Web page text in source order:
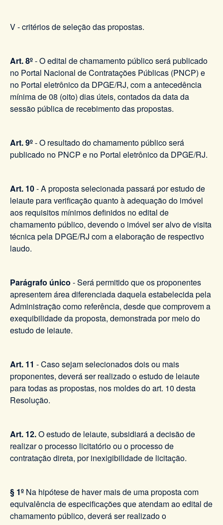
V - critérios de seleção das propostas.
Art. 8º-O edital de chamamento público será publicado
no Portal Nacional de Contratações Públicas (PNCP) e
no Portal eletrônico da DPGE/RJ, com a antecedência
mínima de 08 (oito) dias úteis, contados da data da
sessão pública de recebimento das propostas.
Art. 9º- O resultado do chamamento público será
publicado no PNCP e no Portal eletrônico da DPGE/RJ.
Art. 10- A proposta selecionada passará por estudo de
leiaute para verificação quanto à adequação do imóvel
aos requisitos mínimos definidos no edital de
chamamento público, devendo o imóvel ser alvo de visita
técnica pela DPGE/RJ com a elaboração de respectivo
laudo.
Parágrafo único - Será permitido que os proponentes
apresentem área diferenciada daquela estabelecida pela
Administração como referência, desde que comprovem a
exequibilidade da proposta, demonstrada por meio do
estudo de leiaute.
Art. 11 - Caso sejam selecionados dois ou mais
proponentes, deverá ser realizado o estudo de leiaute
para todas as propostas, nos moldes do art. 10 desta
Resolução.
Art. 12.O estudo de leiaute, subsidiará a decisão de
realizar o processo licitatório ou o processo de
contratação direta, por inexigibilidade de licitação.
§ 1º Na hipótese de haver mais de uma proposta com
equivalência de especificações que atendam ao edital de
chamamento público, deverá ser realizado o